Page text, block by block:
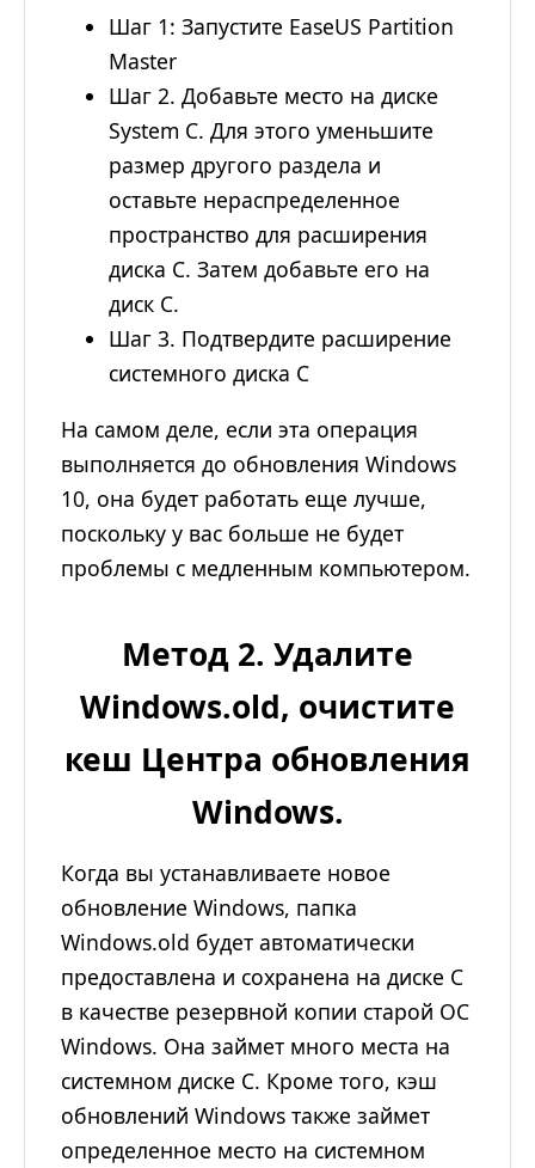
Шаг 1: Запустите EaseUS Partition
Master
Шаг 2. Добавьте место на диске
System C. Для этого уменьшите
размер другого раздела и
оставьте нераспределенное
пространство для расширения
диска C. Затем добавьте его на
диск C.
Шаг 3. Подтвердите расширение
системного диска C
На самом деле, если эта операция
выполняется до обновления Windows
10, она будет работать еще лучше,
поскольку у вас больше не будет
проблемы с медленным компьютером.
Метод 2. Удалите
Windows.old, очистите
кеш Центра обновления
Windows.
Когда вы устанавливаете новое
обновление Windows, папка
Windows.old будет автоматически
предоставлена ​​и сохранена на диске C
в качестве резервной копии старой ОС
Windows. Она займет много места на
системном диске C. Кроме того, кэш
обновлений Windows также займет
определенное место на системном